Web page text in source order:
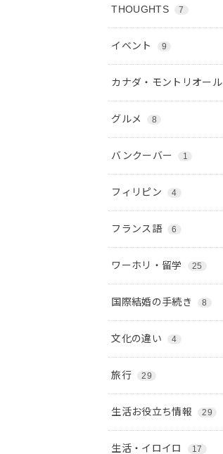
THOUGHTS 7
イベント 9
カナダ・モントリオール
グルメ 8
バンクーバー 1
フィリピン 4
フランス語 6
ワーホリ・留学 25
国際結婚の手続き 8
文化の違い 4
旅行 29
生活お役立ち情報 29
生活・イロイロ 17